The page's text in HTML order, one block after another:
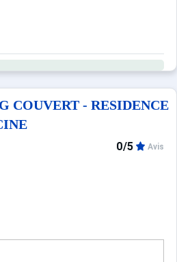
COUVERT - RESIDENCE
0/5 Avis